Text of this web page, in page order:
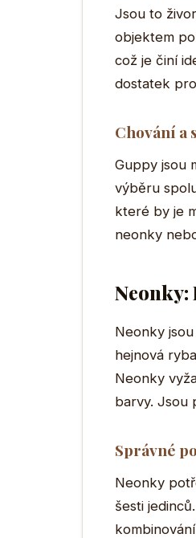
Jsou to
objektem
což je činí
dostatek
Chování a
Guppy jsou
výběru
které by je
neonky
Neonky:
Neonky
hejnová
Neonky
barvy. Jsou
Správné
Neonky
šesti